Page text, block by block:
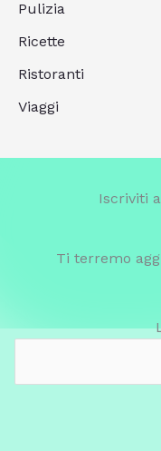
Pulizia
Ricette
Ristoranti
Viaggi
Iscriviti
Ti terremo